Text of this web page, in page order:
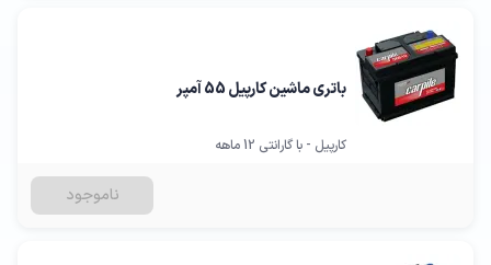
باتری ماشین کارپیل 55 آمپر
کارپیل - با گارانتی 12 ماهه
ناموجود